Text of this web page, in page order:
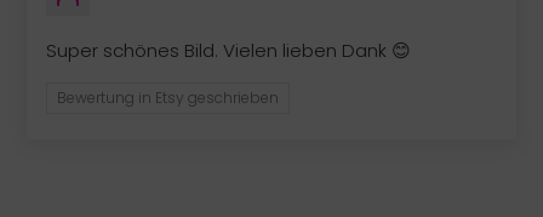
Super schönes Bild. Vielen lieben Dank 😊
Bewertung in Etsy geschrieben